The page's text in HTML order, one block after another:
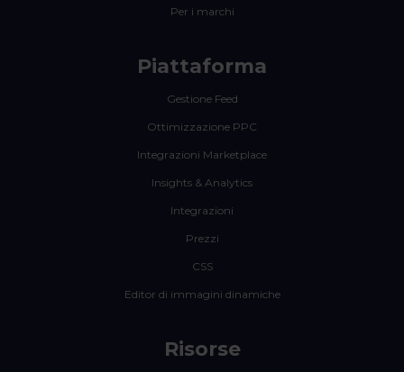
Per i marchi
Piattaforma
Gestione Feed
Ottimizzazione PPC
Integrazioni Marketplace
Insights & Analytics
Integrazioni
Prezzi
CSS
Editor di immagini dinamiche
Risorse